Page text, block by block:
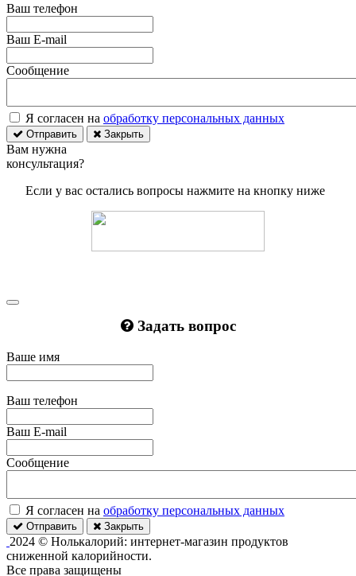
Ваш телефон
Ваш E-mail
Сообщение
Я согласен на обработку персональных данных
Отправить Закрыть
Вам нужна
консультация?
Если у вас остались вопросы нажмите на кнопку ниже
Задать вопрос
Ваше имя
Ваш телефон
Ваш E-mail
Сообщение
Я согласен на обработку персональных данных
Отправить Закрыть
2024 © Нолькалорий: интернет-магазин продуктов
сниженной калорийности.
Все права защищены